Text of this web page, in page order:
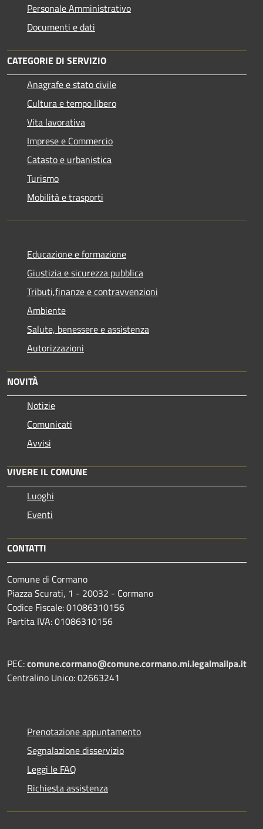
Personale Amministrativo
Documenti e dati
CATEGORIE DI SERVIZIO
Anagrafe e stato civile
Cultura e tempo libero
Vita lavorativa
Imprese e Commercio
Catasto e urbanistica
Turismo
Mobilità e trasporti
Educazione e formazione
Giustizia e sicurezza pubblica
Tributi,finanze e contravvenzioni
Ambiente
Salute, benessere e assistenza
Autorizzazioni
NOVITÀ
Notizie
Comunicati
Avvisi
VIVERE IL COMUNE
Luoghi
Eventi
CONTATTI
Comune di Cormano
Piazza Scurati, 1 - 20032 - Cormano
Codice Fiscale: 01086310156
Partita IVA: 01086310156
PEC:comune.cormano@comune.cormano.mi.legalmailpa.it
Centralino Unico: 02663241
Prenotazione appuntamento
Segnalazione disservizio
Leggi le FAQ
Richiesta assistenza